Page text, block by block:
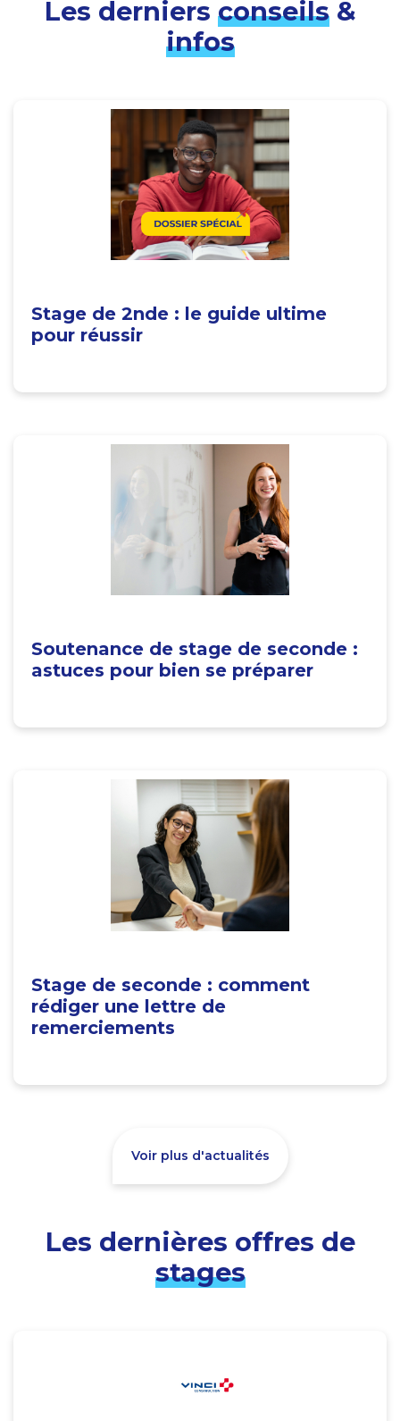
Les derniers conseils&
infos
Stage de 2nde : le guide ultime
pour réussir
Soutenance de stage de seconde :
astuces pour bien se préparer
Stage de seconde : comment
rédiger une lettre de
remerciements
Voir plus d'actualités
Les dernières offres de
stages